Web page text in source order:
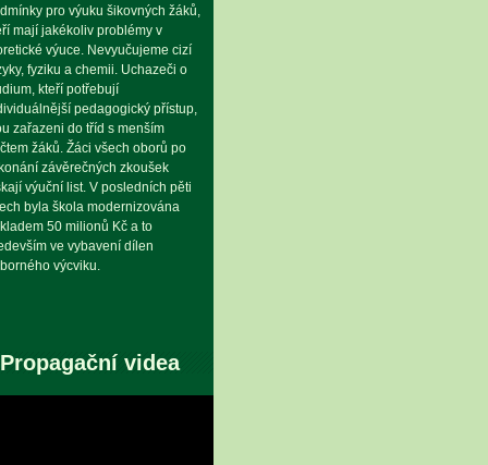
pro výuku šikovných žáků,
mají jakékoliv problémy v
výuce. Nevyučujeme cizí
fyziku a chemii. Uchazeči o
kteří potřebují
pedagogický přístup,
zařazeni do tříd s menším
žáků. Žáci všech oborů po
závěrečných zkoušek
výuční list. V posledních pěti
byla škola modernizována
50 milionů Kč a to
ve vybavení dílen
výcviku.
Propagační videa